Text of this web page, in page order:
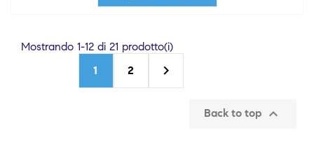
Mostrando 1-12 di 21 prodotto(i)
1
2 
Back to top 